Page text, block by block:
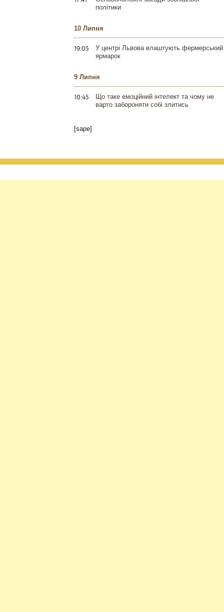
політики
10 Липня
19:05
У центрі Львова влаштують фермерський
ярмарок
9 Липня
10:45
Що таке емоційний інтелект та чому не
варто забороняти собі злитись
[sape]